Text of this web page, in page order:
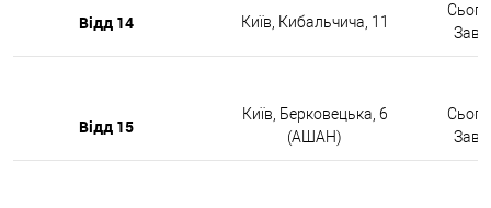
Відд 14 Київ, Кибальчича, 11
Відд 15
Київ, Берковецька, 6
(АШАН)